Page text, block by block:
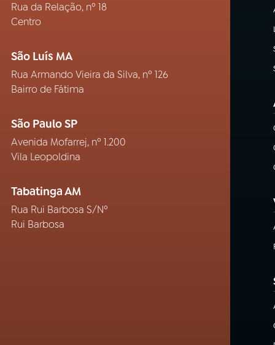
Rua da Relação, nº 18
Centro
São Luís MA
Rua Armando Vieira da Silva, nº 126
Bairro de Fátima
São Paulo SP
Avenida Mofarrej, nº 1.200
Vila Leopoldina
Tabatinga AM
Rua Rui Barbosa S/Nº
Rui Barbosa